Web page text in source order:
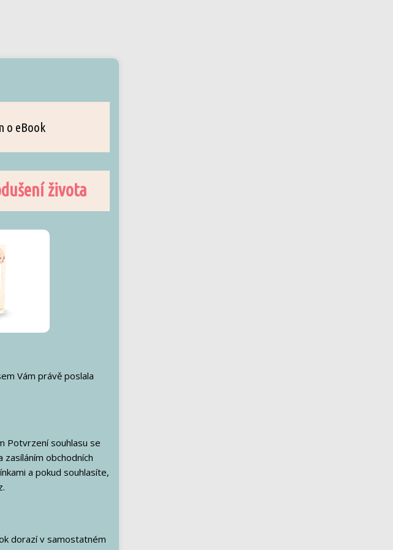
o eBook
života
Vám právě poslala
Potvrzení souhlasu se
zasíláním obchodních
a pokud souhlasíte,
dorazí v samostatném